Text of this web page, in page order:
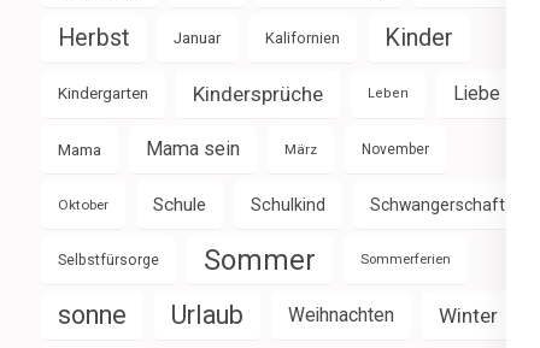
Herbst Januar Kalifornien Kinder
Kindergarten Kindersprüche Leben Liebe
Mama Mama sein März November
Oktober Schule Schulkind Schwangerschaft
Selbstfürsorge Sommer Sommerferien
sonne Urlaub Weihnachten Winter